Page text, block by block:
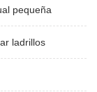
pequeña
ladrillos